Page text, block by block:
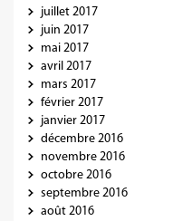
juillet 2017
juin 2017
mai 2017
avril 2017
mars 2017
février 2017
janvier 2017
décembre 2016
novembre 2016
octobre 2016
septembre 2016
août 2016